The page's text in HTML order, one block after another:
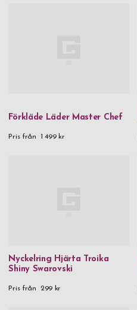
Förkläde Läder Master Chef
Pris från 1 499 kr
Nyckelring Hjärta Troika
Shiny Swarovski
Pris från 299 kr